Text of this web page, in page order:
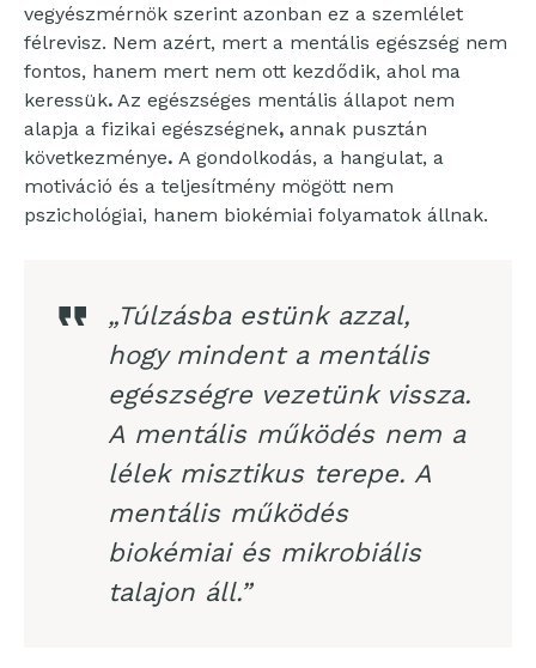
vegyészmérnök szerint azonban ez a szemlélet
félrevisz. Nem azért, mert a mentális egészség nem
fontos, hanem mert nem ott kezdődik, ahol ma
keressük. Az egészséges mentális állapot nem
alapja a fizikai egészségnek, annak pusztán
következménye. A gondolkodás, a hangulat, a
motiváció és a teljesítmény mögött nem
pszichológiai, hanem biokémiai folyamatok állnak.
„Túlzásba estünk azzal,
hogy mindent a mentális
egészségre vezetünk vissza.
A mentális működés nem a
lélek misztikus terepe. A
mentális működés
biokémiai és mikrobiális
talajon áll.”